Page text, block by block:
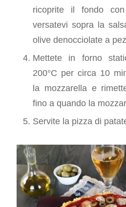
ricoprite il fondo
versatevi sopra la
olive denocciolate a
Mettete in forno
200°C per circa 10
la mozzarella e
fino a quando la
Servite la pizza di